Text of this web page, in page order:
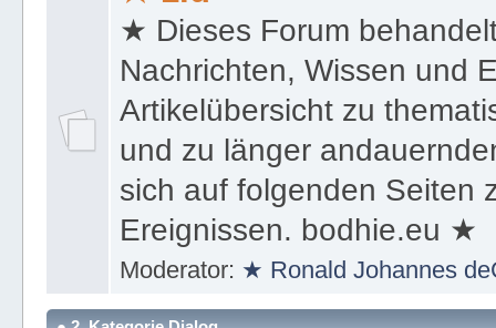
★ 1.d
★ Dieses Forum
Nachrichten, Wissen und
Artikelübersicht zu
und zu länger
sich auf folgenden Seiten
Ereignissen. bodhie.eu ★
Moderator:★ Ronald Johannes